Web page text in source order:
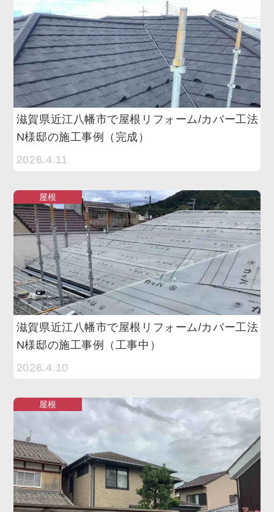
滋賀県近江八幡市で屋根リフォーム/カバー工法
N様邸の施工事例（完成）
2026.4.11
屋根
滋賀県近江八幡市で屋根リフォーム/カバー工法
N様邸の施工事例（工事中）
2026.4.10
屋根